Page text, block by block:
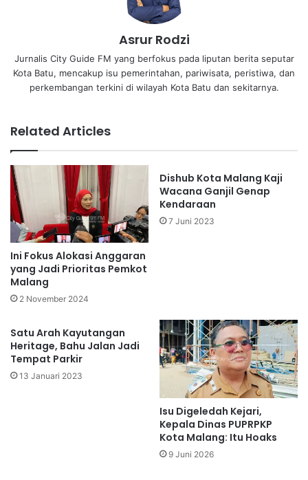
Asrur Rodzi
Jurnalis City Guide FM yang berfokus pada liputan berita seputar
Kota Batu, mencakup isu pemerintahan, pariwisata, peristiwa, dan
perkembangan terkini di wilayah Kota Batu dan sekitarnya.
Related Articles
Ini Fokus Alokasi Anggaran
yang Jadi Prioritas Pemkot
Malang
2 November 2024
Dishub Kota Malang Kaji
Wacana Ganjil Genap
Kendaraan
7 Juni 2023
Satu Arah Kayutangan
Heritage, Bahu Jalan Jadi
Tempat Parkir
13 Januari 2023
Isu Digeledah Kejari,
Kepala Dinas PUPRPKP
Kota Malang: Itu Hoaks
9 Juni 2026